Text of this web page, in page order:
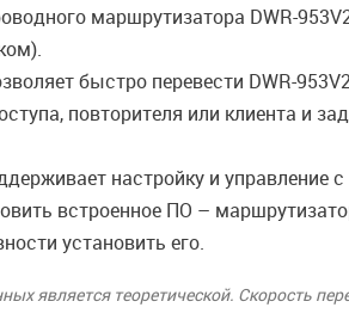
маршрутизатора DWR-
быстро перевести DWR-
повторителя или клиента и
настройку и
встроенное ПО –
установить его.
является теоретической. Скорость